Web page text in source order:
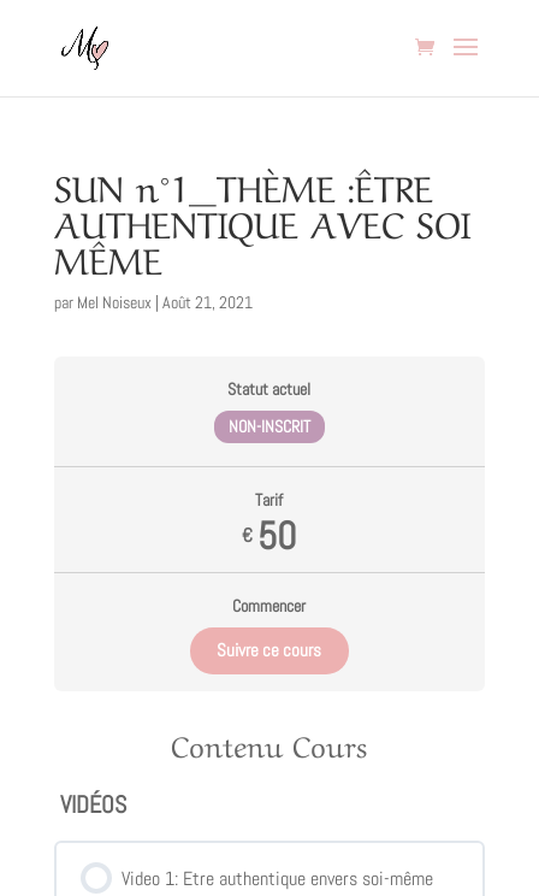
SUN n°1_THÈME :ÊTRE
AUTHENTIQUE AVEC SOI
MÊME
par Mel Noiseux | Août 21, 2021
Statut actuel
NON-INSCRIT
Tarif
€ 50
Commencer
Suivre ce cours
Contenu Cours
VIDÉOS
Video 1: Etre authentique envers soi-même